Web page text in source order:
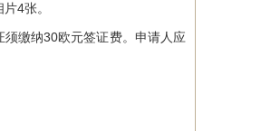
4张。
缴纳30欧元签证费。申请人应